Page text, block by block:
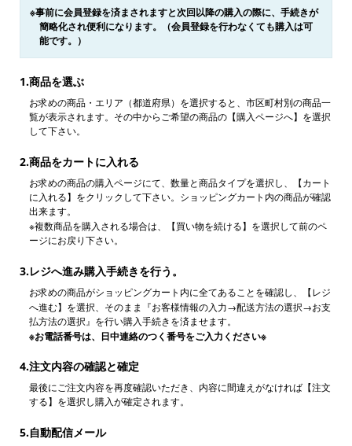
※事前に会員登録を済まされますと次回以降の購入の際に、手続きが
簡略化され便利になります。（会員登録を行わなくても購入は可
能です。）
1.商品を選ぶ
お求めの商品・エリア（都道府県）を選択すると、市区町村別の商品一
覧が表示されます。その中からご希望の商品の【購入ページへ】を選択
して下さい。
2.商品をカートに入れる
お求めの商品の購入ページにて、数量と商品タイプを選択し、【カート
に入れる】をクリックして下さい。ショッピングカート内の商品が確認
出来ます。
※複数商品を購入される場合は、【買い物を続ける】を選択して前のペ
ージにお戻り下さい。
3.レジへ進み購入手続きを行う。
お求めの商品がショッピングカート内に全てあることを確認し、【レジ
へ進む】を選択、そのまま『お客様情報の入力→配送方法の選択→お支
払方法の選択』を行い購入手続きを済ませます。
※お電話番号は、日中連絡のつく番号をご入力ください※
4.注文内容の確認と確定
最後にご注文内容を再度確認いただき、内容に間違えがなければ【注文
する】を選択し購入が確定されます。
5.自動配信メール